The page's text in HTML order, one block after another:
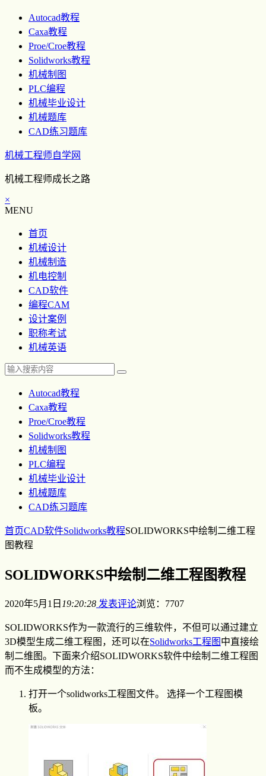
Autocad教程
Caxa教程
Proe/Croe教程
Solidworks教程
机械制图
PLC编程
机械毕业设计
机械题库
CAD练习题库
机械工程师自学网
机械工程师成长之路
×
MENU
首页
机械设计
机械制造
机电控制
CAD软件
编程CAM
设计案例
职称考试
机械英语
Autocad教程
Caxa教程
Proe/Croe教程
Solidworks教程
机械制图
PLC编程
机械毕业设计
机械题库
CAD练习题库
首页CAD软件Solidworks教程SOLIDWORKS中绘制二维工程
图教程
SOLIDWORKS中绘制二维工程图教程
2020年5月1日 19:20:28 发表评论浏览：7707
SOLIDWORKS作为一款流行的三维软件，不但可以通过建立
3D模型生成二维工程图，还可以在Solidworks工程图 中直接绘
制二维图。下面来介绍SOLIDWORKS软件中绘制二维工程图
而不生成模型的方法：
打开一个solidworks工程图文件。 选择一个工程图模
板。